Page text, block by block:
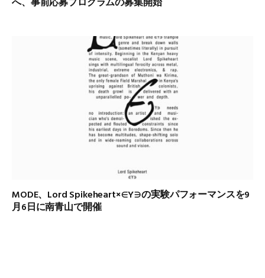
MODE、Lord Spikeheart×∈Y∋の実験パフォーマンスを9
月6日に南青山で開催